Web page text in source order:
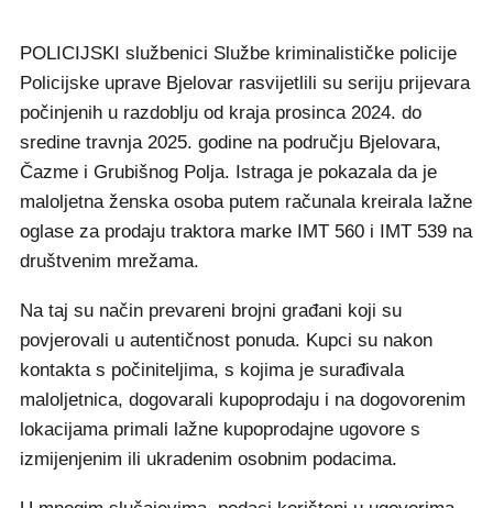
POLICIJSKI službenici Službe kriminalističke policije
Policijske uprave Bjelovar rasvijetlili su seriju prijevara
počinjenih u razdoblju od kraja prosinca 2024. do
sredine travnja 2025. godine na području Bjelovara,
Čazme i Grubišnog Polja. Istraga je pokazala da je
maloljetna ženska osoba putem računala kreirala lažne
oglase za prodaju traktora marke IMT 560 i IMT 539 na
društvenim mrežama.
Na taj su način prevareni brojni građani koji su
povjerovali u autentičnost ponuda. Kupci su nakon
kontakta s počiniteljima, s kojima je surađivala
maloljetnica, dogovarali kupoprodaju i na dogovorenim
lokacijama primali lažne kupoprodajne ugovore s
izmijenjenim ili ukradenim osobnim podacima.